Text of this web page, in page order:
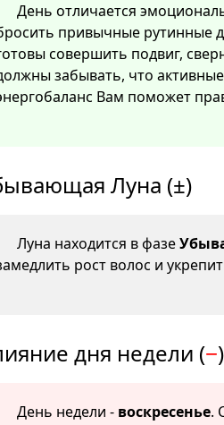
День отличается
привычные рутинные
совершить подвиг,
забывать, что
Вам поможет
Луна (±)
Луна находится в фазе
рост волос и
дня недели (−)
День недели - воскресенье.